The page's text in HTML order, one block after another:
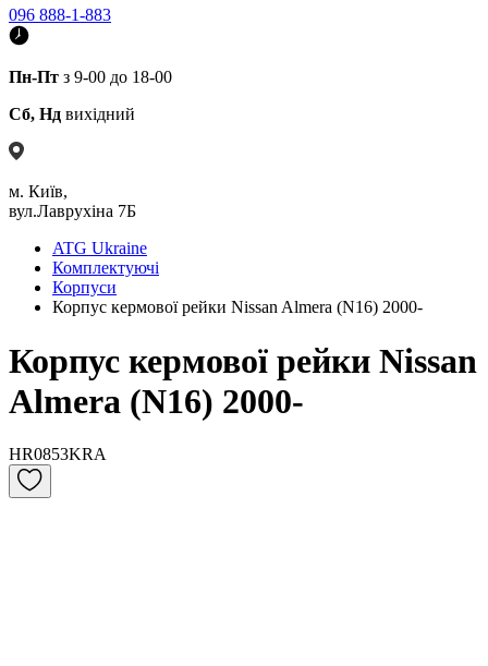
096 888-1-883
Пн-Пт з 9-00 до 18-00
Сб, Нд вихідний
м. Київ,
вул.Лаврухіна 7Б
ATG Ukraine
Комплектуючі
Корпуси
Корпус кермової рейки Nissan Almera (N16) 2000-
Корпус кермової рейки Nissan
Almera (N16) 2000-
HR0853KRA